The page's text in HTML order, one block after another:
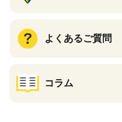
よくあるご質問
コラム